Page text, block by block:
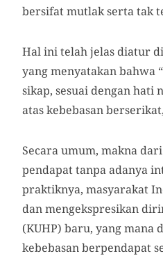
bersifat mutlak serta tak
Hal ini telah jelas diatur di
yang menyatakan bahwa
sikap, sesuai dengan hati
atas kebebasan
Secara umum, makna
pendapat tanpa adanya
praktiknya, masyarakat
dan mengekspresikan
(KUHP) baru, yang mana
kebebasan berpendapat